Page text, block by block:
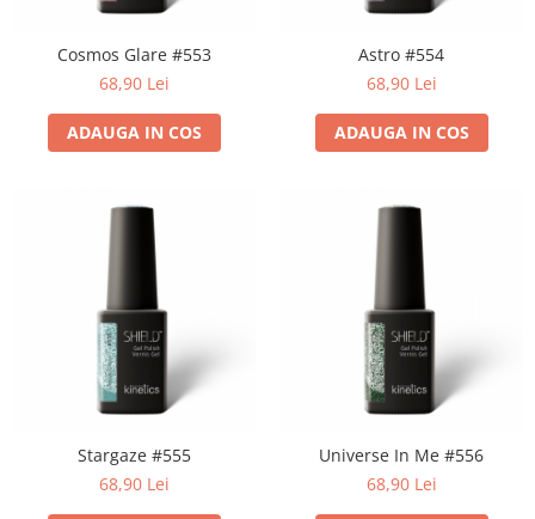
Cosmos Glare #553
68,90 Lei
ADAUGA IN COS
Astro #554
68,90 Lei
ADAUGA IN COS
Stargaze #555
68,90 Lei
Universe In Me #556
68,90 Lei